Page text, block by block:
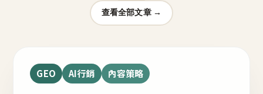
查看全部文章 →
GEO AI行銷 內容策略